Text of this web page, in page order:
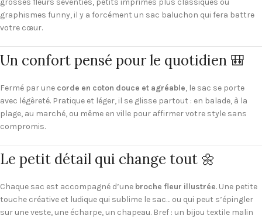
grosses fleurs seventies, petits imprimés plus classiques ou
graphismes funny, il y a forcément un sac baluchon qui fera battre
votre cœur.
Un confort pensé pour le quotidien 🎒
Fermé par une corde en coton douce et agréable, le sac se porte
avec légèreté. Pratique et léger, il se glisse partout : en balade, à la
plage, au marché, ou même en ville pour affirmer votre style sans
compromis.
Le petit détail qui change tout 🌼
Chaque sac est accompagné d’une broche fleur illustrée. Une petite
touche créative et ludique qui sublime le sac… ou qui peut s’épingler
sur une veste, une écharpe, un chapeau. Bref : un bijou textile malin